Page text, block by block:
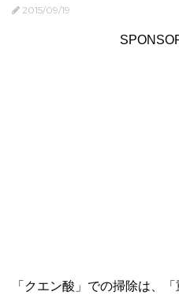
2015/09/19
「クエン酸」での掃除は、